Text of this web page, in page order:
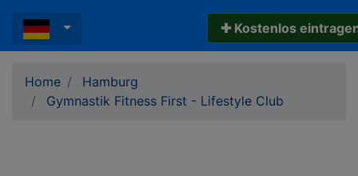
✚ Kostenlos
Home
Hamburg
Gymnastik Fitness First - Lifestyle Club